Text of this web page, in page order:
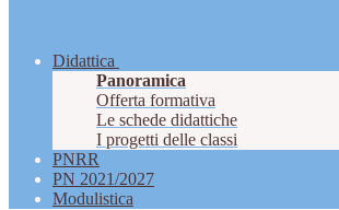
Didattica
Panoramica
Offerta formativa
Le schede didattiche
I progetti delle classi
PNRR
PN 2021/2027
Modulistica